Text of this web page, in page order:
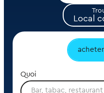
Local
acheter
Quoi